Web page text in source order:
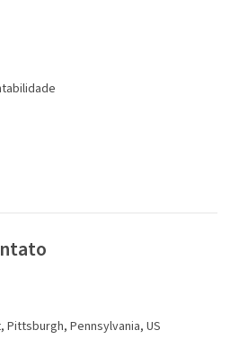
Pennsylvania, US